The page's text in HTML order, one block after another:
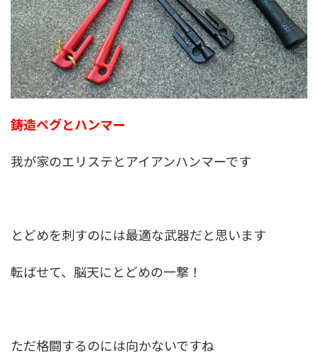
鋳造ペグとハンマー
我が家のエリステとアイアンハンマーです
とどめを刺すのには最適な武器だと思います
転ばせて、脳天にとどめの一撃！
ただ格闘するのには向かないですね